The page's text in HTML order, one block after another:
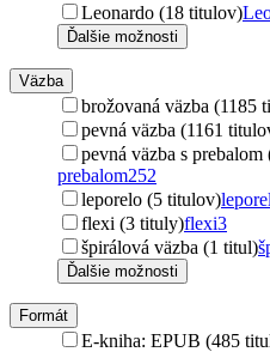
Leonardo (18 titulov)
Ďalšie možnosti
Väzba
brožovaná väzba (1185
pevná väzba (1161
pevná väzba s
prebalom252
leporelo (5 titulov)
flexi (3 tituly)flexi3
špirálová väzba (1 titul)
Ďalšie možnosti
Formát
E-kniha: EPUB (485